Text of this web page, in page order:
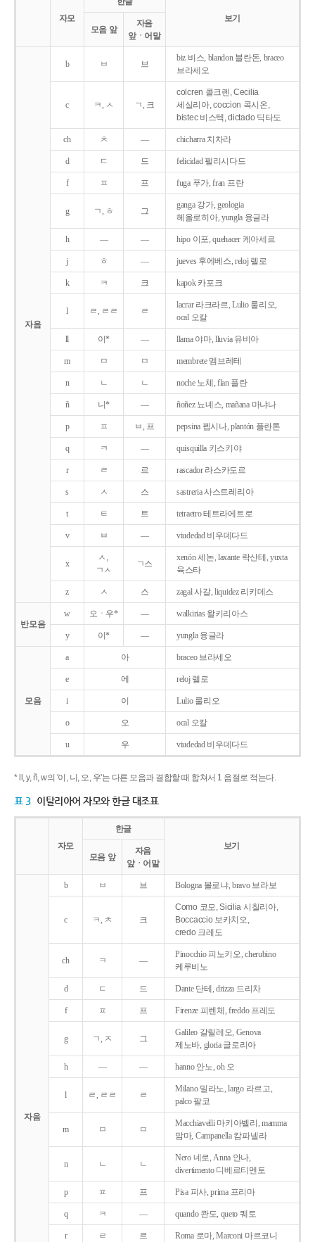
자모
보기
모음 앞
자음
앞ㆍ어말
자음
b ㅂ 브
biz 비스, blandon 블란돈, braceo
브라세오
c ㅋ, ㅅ ㄱ, 크
colcren 콜크렌, Cecilia
세실리아, coccion 콕시온,
bistec 비스텍, dictado 딕타도
ch ㅊ ― chicharra 치차라
d ㄷ 드 felicidad 펠리시다드
f ㅍ 프 fuga 푸가, fran 프란
g ㄱ, ㅎ 그
ganga 강가, geologia
헤올로히아, yungla 융글라
h ― ― hipo 이포, quehacer 케아세르
j ㅎ ― jueves 후에베스, reloj 렐로
k ㅋ 크 kapok 카포크
l ㄹ, ㄹㄹ ㄹ
lacrar 라크라르, Lulio 룰리오,
ocal 오칼
ll 이* ― llama 야마, lluvia 유비아
m ㅁ ㅁ membrete 멤브레테
n ㄴ ㄴ noche 노체, flan 플란
ñ 니* ― ñoñez 뇨녜스, mañana 마냐나
p ㅍ ㅂ, 프 pepsina 펩시나, plantón 플란톤
q ㅋ ― quisquilla 키스키야
r ㄹ 르 rascador 라스카도르
s ㅅ 스 sastreria 사스트레리아
t ㅌ 트 tetraetro 테트라에트로
v ㅂ ― viudedad 비우데다드
x
ㅅ,
ㄱㅅ
ㄱ스
xenón 세논, laxante 락산테, yuxta
육스타
z ㅅ 스 zagal 사갈, liquidez 리키데스
반모음
w 오ㆍ우* ― walkirias 왈키리아스
y 이* ― yungla 융글라
모음
a 아 braceo 브라세오
e 에 reloj 렐로
i 이 Lulio 룰리오
o 오 ocal 오칼
u 우 viudedad 비우데다드
* ll, y, ñ, w의 '이, 니, 오, 우'는 다른 모음과 결합할 때 합쳐서 1 음절로 적는다.
표 3 이탈리아어 자모와 한글 대조표
자모
한글
보기
모음 앞
자음
앞ㆍ어말
자음
b ㅂ 브 Bologna 볼로냐, bravo 브라보
c ㅋ, ㅊ 크
Como 코모, Sicilia 시칠리아,
Boccaccio 보카치오,
credo 크레도
ch ㅋ ―
Pinocchio 피노키오, cherubino
케루비노
d ㄷ 드 Dante 단테, drizza 드리차
f ㅍ 프 Firenze 피렌체, freddo 프레도
g ㄱ, ㅈ 그
Galileo 갈릴레오, Genova
제노바, gloria 글로리아
h ― ― hanno 안노, oh 오
l ㄹ, ㄹㄹ ㄹ
Milano 밀라노, largo 라르고,
palco 팔코
m ㅁ ㅁ
Macchiavelli 마키아벨리, mamma
맘마, Campanella 캄파넬라
n ㄴ ㄴ
Nero 네로, Anna 안나,
divertimento 디베르티멘토
p ㅍ 프 Pisa 피사, prima 프리마
q ㅋ ― quando 콴도, queto 퀘토
r ㄹ 르 Roma 로마, Marconi 마르코니